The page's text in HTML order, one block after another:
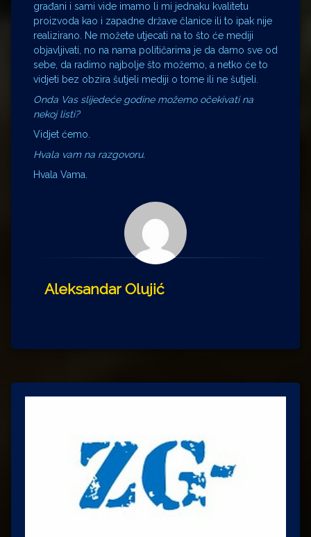
građani i sami vide imamo li mi jednaku kvalitetu
proizvoda kao i zapadne države članice ili to ipak nije
realizirano. Ne možete utjecati na to što će mediji
objavljivati, no na nama političarima je da damo sve od
sebe, da radimo najbolje što možemo, a netko će to
vidjeti bez obzira šutjeli mediji o tome ili ne šutjeli.
Onda Vas slijedeće godine možemo očekivati na
nekoj listi?
Vidjet ćemo.
Hvala vam na razgovoru.
Hvala Vama.
Aleksandar Olujić